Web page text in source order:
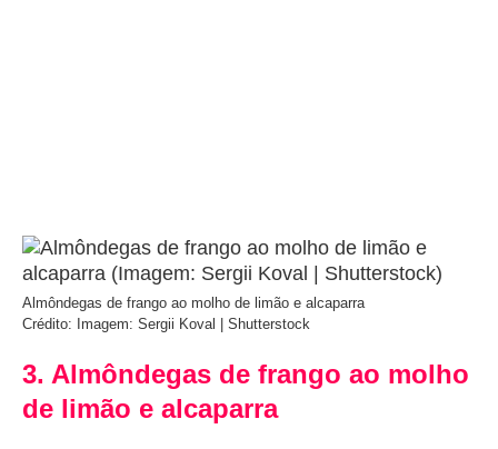
Almôndegas de frango ao molho de limão e alcaparra
Crédito: Imagem: Sergii Koval | Shutterstock
3. Almôndegas de frango ao molho
de limão e alcaparra